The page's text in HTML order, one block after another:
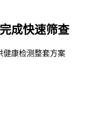
成快速筛查
健康检测整套方案